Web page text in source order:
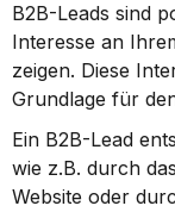
B2B-Leads sind
Interesse an
zeigen. Diese
Grundlage für
Ein B2B-Lead
wie z.B. durch
Website oder